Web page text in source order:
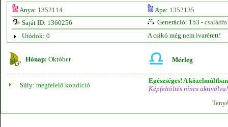
Anya: 1352114 Apa: 1352135
Saját ID: 1360256
Generáció: 153 - családfa
Utódok: 0
A csikó még nem ivarérett!
Hónap: Október Mérleg
Súly: megfelelő kondíció
Egészséges! A
Képfeltöltés nincs aktiválva!